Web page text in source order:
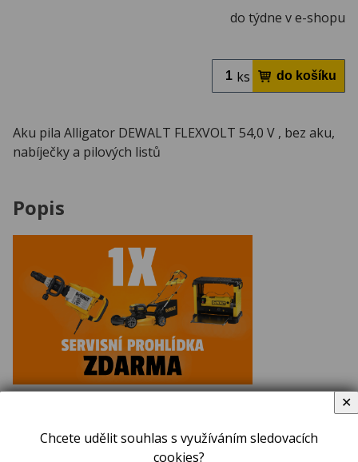
do týdne v e-shopu
ks
Aku pila Alligator DEWALT FLEXVOLT 54,0 V , bez aku,
nabíječky a pilových listů
Popis
Pila Alligator DEWALT FLEXVOLT 430 mm – DCS397N
Rysy, znaky
Chcete udělit souhlas s využíváním sledovacích
cookies?
✕